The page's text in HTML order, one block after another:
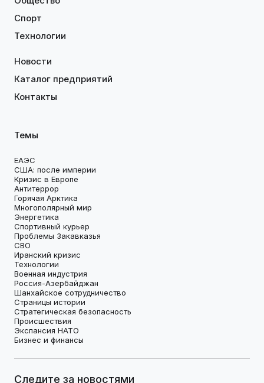
Спорт
Технологии
Новости
Каталог предприятий
Контакты
Темы
ЕАЭС
США: после империи
Кризис в Европе
Антитеррор
Горячая Арктика
Многополярный мир
Энергетика
Спортивный курьер
Проблемы Закавказья
СВО
Иранский кризис
Технологии
Военная индустрия
Россия-Азербайджан
Шанхайское сотрудничество
Страницы истории
Стратегическая безопасность
Происшествия
Экспансия НАТО
Бизнес и финансы
Следите за новостями